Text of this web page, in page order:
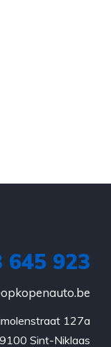
645 923
127a
9100 Sint-Niklaas